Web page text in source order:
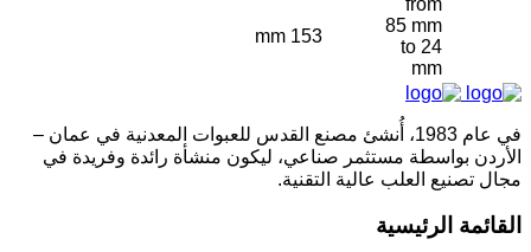
from
85 mm
to 24
mm
153 mm
في عام 1983، أُنشئ مصنع القدس للعبوات المعدنية في عمان –
الأردن بواسطة مستثمر صناعي، ليكون منشأة رائدة وفريدة في
مجال تصنيع العلب عالية التقنية.
القائمة الرئيسية